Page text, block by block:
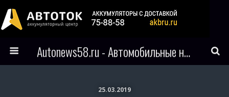
Autonews58.ru - Автомобильные новости Пензы и всего мира
25.03.2019